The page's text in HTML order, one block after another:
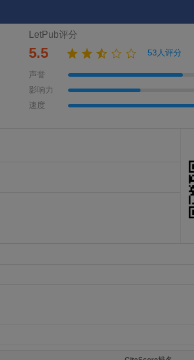
LetPub评分
5.5 53人评分
声誉
影响力
速度